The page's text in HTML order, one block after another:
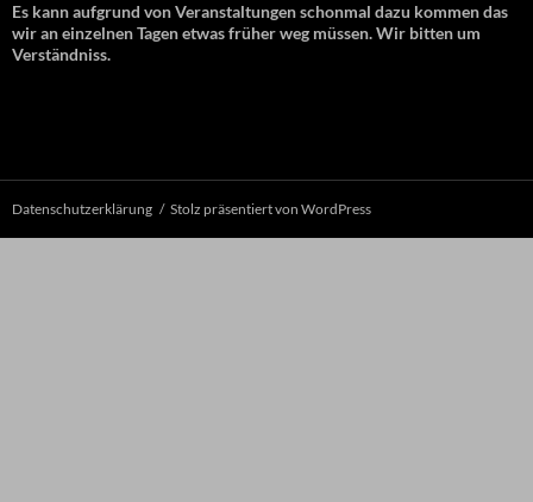
Es kann aufgrund von Veranstaltungen schonmal dazu kommen das
wir an einzelnen Tagen etwas früher weg müssen. Wir bitten um
Verständniss.
Datenschutzerklärung Stolz präsentiert von WordPress